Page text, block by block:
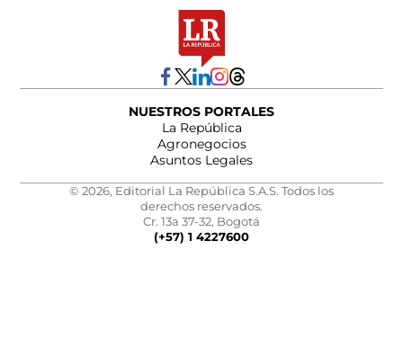
NUESTROS PORTALES
La República
Agronegocios
Asuntos Legales
© 2026, Editorial La República S.A.S. Todos los
derechos reservados.
Cr. 13a 37-32, Bogotá
(+57) 1 4227600